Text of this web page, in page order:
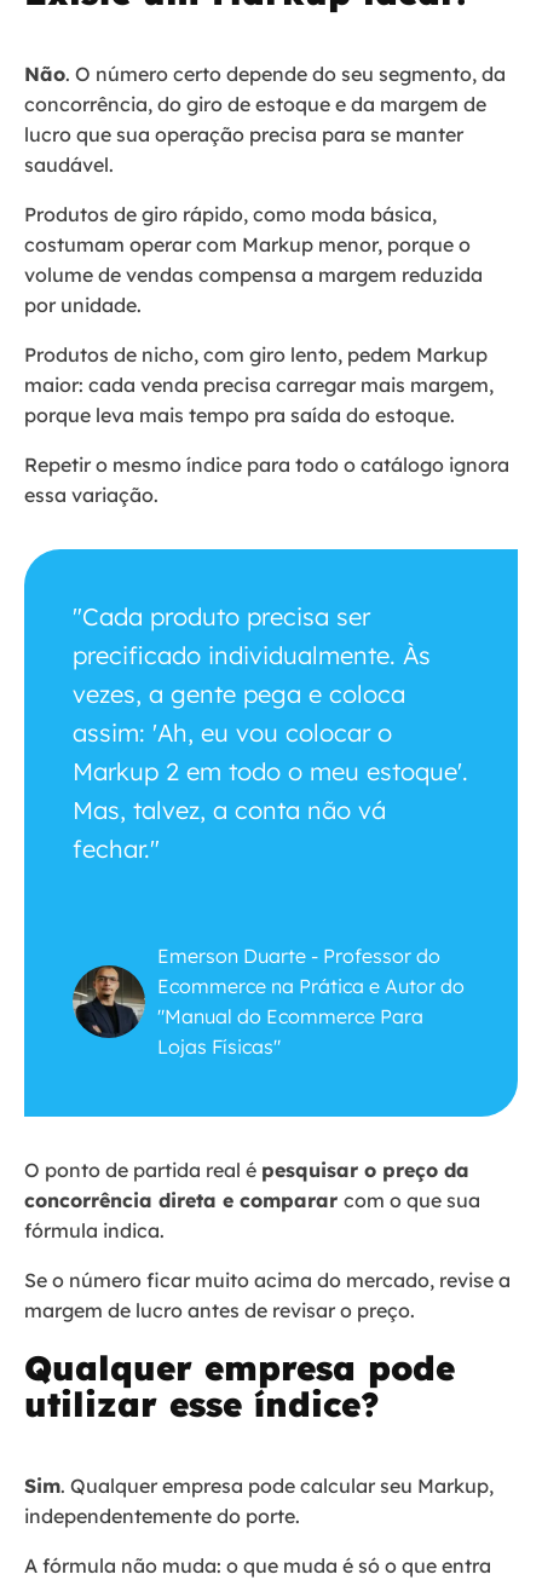
Não. O número certo depende do seu segmento, da
concorrência, do giro de estoque e da margem de
lucro que sua operação precisa para se manter
saudável.
Produtos de giro rápido, como moda básica,
costumam operar com Markup menor, porque o
volume de vendas compensa a margem reduzida
por unidade.
Produtos de nicho, com giro lento, pedem Markup
maior: cada venda precisa carregar mais margem,
porque leva mais tempo pra saída do estoque.
Repetir o mesmo índice para todo o catálogo ignora
essa variação.
"Cada produto precisa ser
precificado individualmente. Às
vezes, a gente pega e coloca
assim: 'Ah, eu vou colocar o
Markup 2 em todo o meu estoque'.
Mas, talvez, a conta não vá
fechar."
Emerson Duarte - Professor do
Ecommerce na Prática e Autor do
"Manual do Ecommerce Para
Lojas Físicas"
O ponto de partida real é pesquisar o preço da
concorrência direta e comparar com o que sua
fórmula indica.
Se o número ficar muito acima do mercado, revise a
margem de lucro antes de revisar o preço.
Qualquer empresa pode
utilizar esse índice?
Sim. Qualquer empresa pode calcular seu Markup,
independentemente do porte.
A fórmula não muda: o que muda é só o que entra